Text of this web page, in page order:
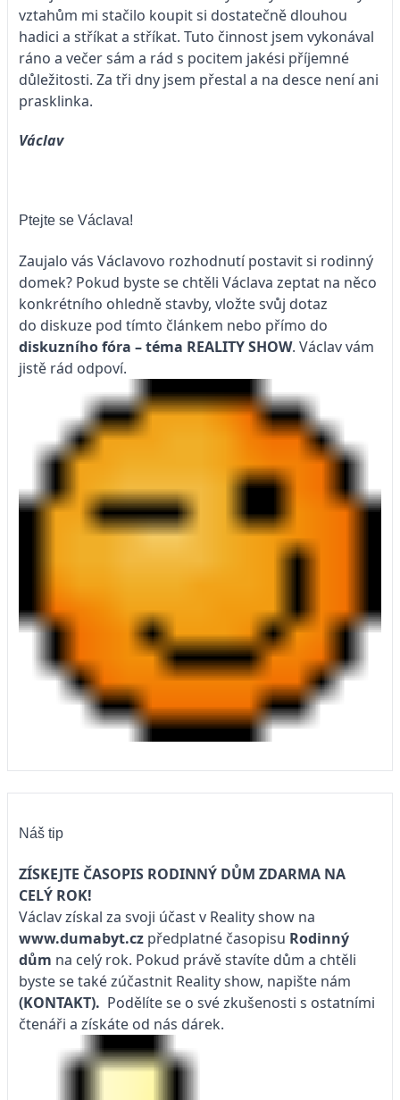
vztahům mi stačilo koupit si dostatečně dlouhou
hadici a stříkat a stříkat. Tuto činnost jsem vykonával
ráno a večer sám a rád s pocitem jakési příjemné
důležitosti. Za tři dny jsem přestal a na desce není ani
prasklinka.
Václav
Ptejte se Václava!
Zaujalo vás Václavovo rozhodnutí postavit si rodinný
domek? Pokud byste se chtěli Václava zeptat na něco
konkrétního ohledně stavby, vložte svůj dotaz
do diskuze pod tímto článkem nebo přímo do
diskuzního fóra – téma REALITY SHOW. Václav vám
jistě rád odpoví.
Náš tip
ZÍSKEJTE ČASOPIS RODINNÝ DŮM ZDARMA NA
CELÝ ROK!
Václav získal za svoji účast v Reality show na
www.dumabyt.cz předplatné časopisu Rodinný
dům na celý rok. Pokud právě stavíte dům a chtěli
byste se také zúčastnit Reality show, napište nám
(KONTAKT). Podělíte se o své zkušenosti s ostatními
čtenáři a získáte od nás dárek.